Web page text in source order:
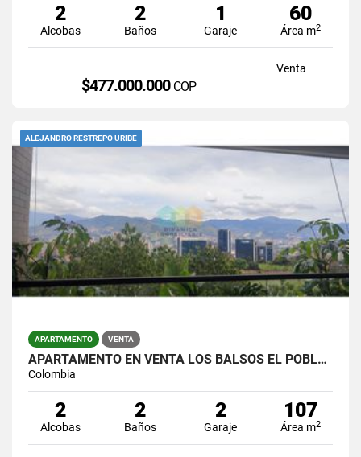
2
Alcobas
2
Baños
1
Garaje
60
Área m2
Venta
$477.000.000 COP
ALEJANDRO RESTREPO URIBE
APARTAMENTO VENTA
APARTAMENTO EN VENTA LOS BALSOS EL POBLADO
Colombia
2
Alcobas
2
Baños
2
Garaje
107
Área m2